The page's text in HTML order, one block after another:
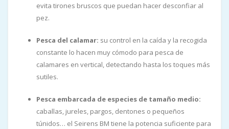
evita tirones bruscos que puedan hacer desconfiar al
pez.
Pesca del calamar: su control en la caída y la recogida
constante lo hacen muy cómodo para pesca de
calamares en vertical, detectando hasta los toques más
sutiles.
Pesca embarcada de especies de tamaño medio:
caballas, jureles, pargos, dentones o pequeños
túnidos… el Seirens BM tiene la potencia suficiente para